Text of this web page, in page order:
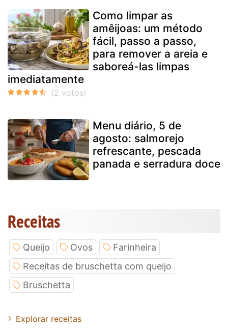
Como limpar as
amêijoas: um método
fácil, passo a passo,
para remover a areia e
saboreá-las limpas
imediatamente
Menu diário, 5 de
agosto: salmorejo
refrescante, pescada
panada e serradura doce
Receitas
Queijo Ovos
Farinheira
Receitas de bruschetta com queijo
Bruschetta
Explorar receitas